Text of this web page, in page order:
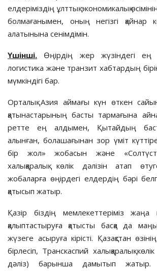
елдеріміздің ұлт­тық эконо­ми­­ка­лық
бол­ма­ғанымен, оның негізгі қай­нар
алатынына сенім­дімін.
Үшінші. Өңірдің жер жүзіндегі ең
логистика және транзит хабтардың
мүмкіндігі бар.
Орталық Азия аймағы күн өт­кен
қатынас­тарының басты тармағына
ретте ең алдымен, Қы­тай­дың
алынған, болашағынан зор үміт
бір жол» жобасын және
халықаралық көлік дәлізін атап
жобаларға өңірдегі елдердің бәрі
қатысып жатыр.
Қазір біздің мемлекеттеріміз жаңа
қалыптастыруға қа­тыс­ты басқа да
жүзеге асыруға кірісті. Қазақстан
бірлесіп, Транс­каспий халықаралық
дәліз) барынша дамытып жатыр.